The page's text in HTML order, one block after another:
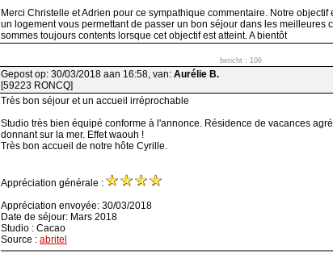
Merci Christelle et Adrien pour ce sympathique commentaire. Notre objectif
un logement vous permettant de passer un bon séjour dans les meilleures
sommes toujours contents lorsque cet objectif est atteint. A bientôt
bericht : 106
Gepost op: 30/03/2018 aan 16:58, van: Aurélie B.
[59223 RONCQ]
Très bon séjour et un accueil irréprochable
Studio très bien équipé conforme à l'annonce. Résidence de vacances
donnant sur la mer. Effet waouh !
Très bon accueil de notre hôte Cyrille.
Appréciation générale :
Appréciation envoyée: 30/03/2018
Date de séjour: Mars 2018
Studio : Cacao
Source : abritel